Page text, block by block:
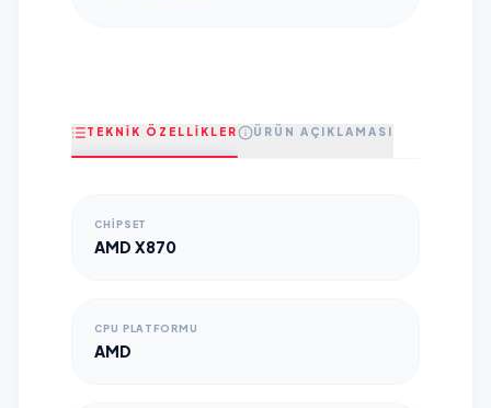
TEKNİK ÖZELLİKLER ÜRÜN AÇIKLAMASI
CHIPSET
AMD X870
CPU PLATFORMU
AMD